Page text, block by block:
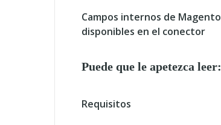
Campos internos de Magento
disponibles en el conector
Puede que le apetezca leer:
Requisitos